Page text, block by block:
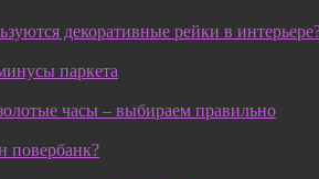
декоративные рейки в
паркета
часы – выбираем правильно
повербанк?